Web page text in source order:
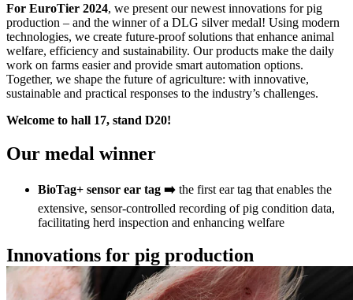
For EuroTier 2024, we present our newest innovations for pig
production – and the winner of a DLG silver medal! Using modern
technologies, we create future-proof solutions that enhance animal
welfare, efficiency and sustainability. Our products make the daily
work on farms easier and provide smart automation options.
Together, we shape the future of agriculture: with innovative,
sustainable and practical responses to the industry’s challenges.
Welcome to hall 17, stand D20!
Our medal winner
BioTag+ sensor ear tag ➡️ the first ear tag that enables the
extensive, sensor-controlled recording of pig condition data,
facilitating herd inspection and enhancing welfare
Innovations for pig production